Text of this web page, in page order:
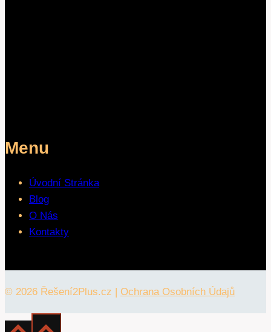
Menu
Úvodní Stránka
Blog
O Nás
Kontakty
© 2026 Řešení2Plus.cz | Ochrana Osobních Údajů